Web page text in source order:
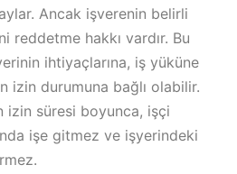
Ancak işverenin belirli
reddetme hakkı vardır. Bu
ihtiyaçlarına, iş yüküne
izin durumuna bağlı olabilir.
izin süresi boyunca, işçi
işe gitmez ve işyerindeki